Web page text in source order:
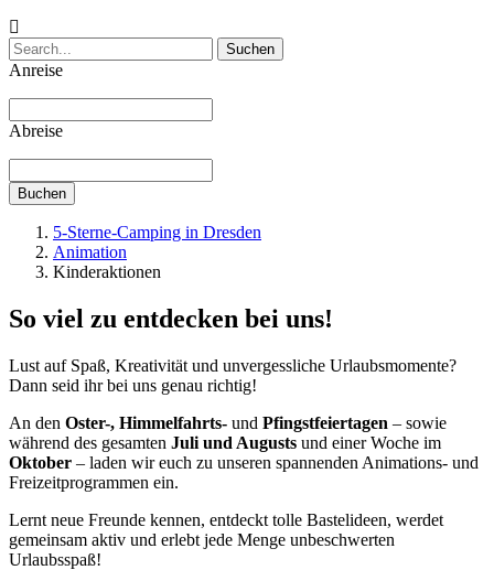
Suchen
Anreise
Abreise
Buchen
5-Sterne-Camping in Dresden
Animation
Kinderaktionen
So viel zu entdecken bei uns!
Lust auf Spaß, Kreativität und unvergessliche Urlaubsmomente?
Dann seid ihr bei uns genau richtig!
An den Oster-, Himmelfahrts- und Pfingstfeiertagen – sowie
während des gesamten Juli und Augusts und einer Woche im
Oktober – laden wir euch zu unseren spannenden Animations- und
Freizeitprogrammen ein.
Lernt neue Freunde kennen, entdeckt tolle Bastelideen, werdet
gemeinsam aktiv und erlebt jede Menge unbeschwerten
Urlaubsspaß!